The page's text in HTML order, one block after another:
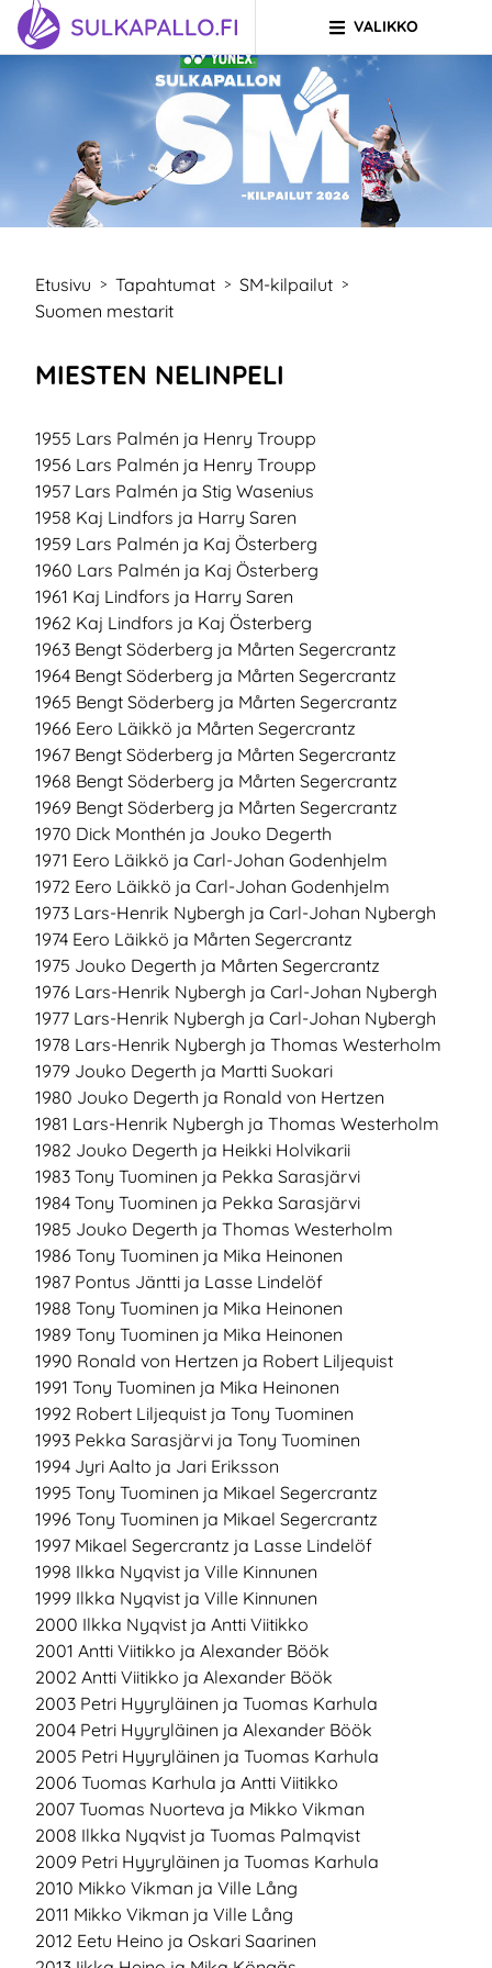
Siirry sivun sisältöön
SIIRRY ETUSIVULLE
VALIKKO
Etusivu > Tapahtumat > SM-kilpailut >
Suomen mestarit
MIESTEN NELINPELI
1955 Lars Palmén ja Henry Troupp
1956 Lars Palmén ja Henry Troupp
1957 Lars Palmén ja Stig Wasenius
1958 Kaj Lindfors ja Harry Saren
1959 Lars Palmén ja Kaj Österberg
1960 Lars Palmén ja Kaj Österberg
1961 Kaj Lindfors ja Harry Saren
1962 Kaj Lindfors ja Kaj Österberg
1963 Bengt Söderberg ja Mårten Segercrantz
1964 Bengt Söderberg ja Mårten Segercrantz
1965 Bengt Söderberg ja Mårten Segercrantz
1966 Eero Läikkö ja Mårten Segercrantz
1967 Bengt Söderberg ja Mårten Segercrantz
1968 Bengt Söderberg ja Mårten Segercrantz
1969 Bengt Söderberg ja Mårten Segercrantz
1970 Dick Monthén ja Jouko Degerth
1971 Eero Läikkö ja Carl-Johan Godenhjelm
1972 Eero Läikkö ja Carl-Johan Godenhjelm
1973 Lars-Henrik Nybergh ja Carl-Johan Nybergh
1974 Eero Läikkö ja Mårten Segercrantz
1975 Jouko Degerth ja Mårten Segercrantz
1976 Lars-Henrik Nybergh ja Carl-Johan Nybergh
1977 Lars-Henrik Nybergh ja Carl-Johan Nybergh
1978 Lars-Henrik Nybergh ja Thomas Westerholm
1979 Jouko Degerth ja Martti Suokari
1980 Jouko Degerth ja Ronald von Hertzen
1981 Lars-Henrik Nybergh ja Thomas Westerholm
1982 Jouko Degerth ja Heikki Holvikarii
1983 Tony Tuominen ja Pekka Sarasjärvi
1984 Tony Tuominen ja Pekka Sarasjärvi
1985 Jouko Degerth ja Thomas Westerholm
1986 Tony Tuominen ja Mika Heinonen
1987 Pontus Jäntti ja Lasse Lindelöf
1988 Tony Tuominen ja Mika Heinonen
1989 Tony Tuominen ja Mika Heinonen
1990 Ronald von Hertzen ja Robert Liljequist
1991 Tony Tuominen ja Mika Heinonen
1992 Robert Liljequist ja Tony Tuominen
1993 Pekka Sarasjärvi ja Tony Tuominen
1994 Jyri Aalto ja Jari Eriksson
1995 Tony Tuominen ja Mikael Segercrantz
1996 Tony Tuominen ja Mikael Segercrantz
1997 Mikael Segercrantz ja Lasse Lindelöf
1998 Ilkka Nyqvist ja Ville Kinnunen
1999 Ilkka Nyqvist ja Ville Kinnunen
2000 Ilkka Nyqvist ja Antti Viitikko
2001 Antti Viitikko ja Alexander Böök
2002 Antti Viitikko ja Alexander Böök
2003 Petri Hyyryläinen ja Tuomas Karhula
2004 Petri Hyyryläinen ja Alexander Böök
2005 Petri Hyyryläinen ja Tuomas Karhula
2006 Tuomas Karhula ja Antti Viitikko
2007 Tuomas Nuorteva ja Mikko Vikman
2008 Ilkka Nyqvist ja Tuomas Palmqvist
2009 Petri Hyyryläinen ja Tuomas Karhula
2010 Mikko Vikman ja Ville Lång
2011 Mikko Vikman ja Ville Lång
2012 Eetu Heino ja Oskari Saarinen